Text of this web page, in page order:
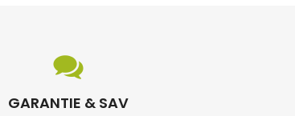
GARANTIE & SAV